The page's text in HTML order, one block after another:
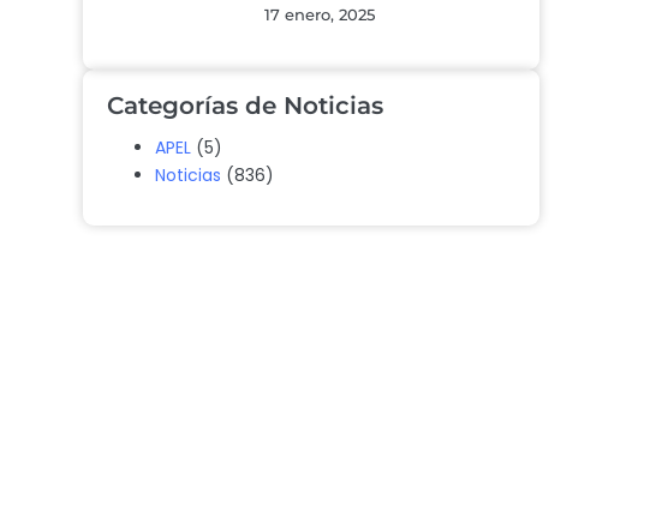
17 enero, 2025
Categorías de Noticias
APEL (5)
Noticias (836)